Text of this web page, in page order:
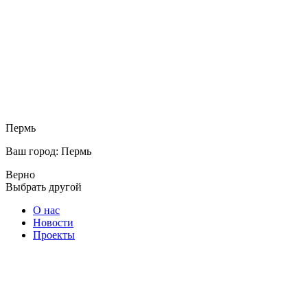
Пермь
Ваш город: Пермь
Верно
Выбрать другой
О нас
Новости
Проекты